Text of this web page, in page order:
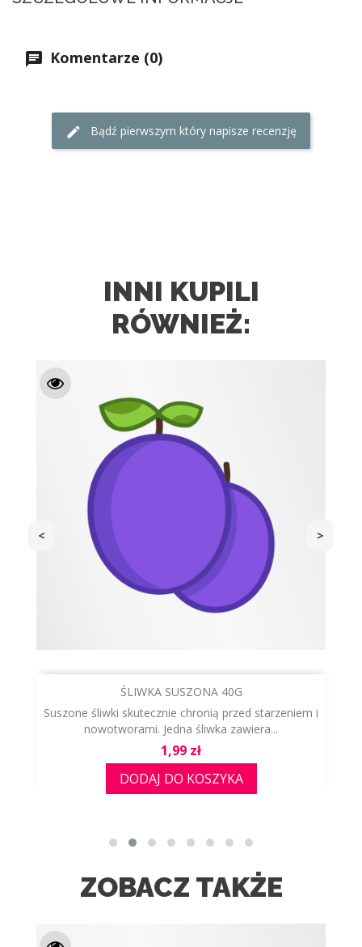
Komentarze (0)
Bądź pierwszym który napisze recenzję
INNI KUPILI
RÓWNIEŻ:
ŚLIWKA SUSZONA 40G
Suszone śliwki skutecznie chronią przed starzeniem i
nowotworami. Jedna śliwka zawiera...
Cena
1,99 zł
DODAJ DO KOSZYKA
< >
ZOBACZ TAKŻE